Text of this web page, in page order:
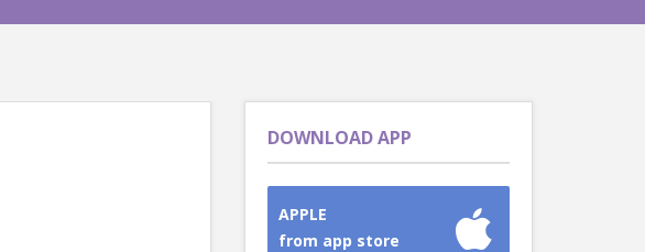
DOWNLOAD APP
APPLE
from app store